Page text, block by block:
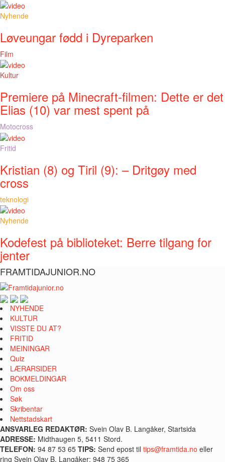
Nyhende
Løveungar fødd i Dyreparken
Film
Kultur
Premiere på Minecraft-filmen: Dette er det
Elias (10) var mest spent på
Motocross
Fritid
Kristian (8) og Tiril (9): – Dritgøy med
cross
teknologi
Nyhende
Kodefest på biblioteket: Berre tilgang for
jenter
FRAMTIDAJUNIOR.NO
NYHENDE
KULTUR
VISSTE DU AT?
FRITID
MEININGAR
Quiz
LÆRARSIDER
BOKMELDINGAR
Om oss
Søk
Skribentar
Nettstadskart
ANSVARLEG REDAKTØR: Svein Olav B. Langåker, Startsida
ADRESSE: Midthaugen 5, 5411 Stord.
TELEFON: 94 87 53 65 TIPS: Send epost til tips@framtida.no eller
ring Svein Olav B. Langåker: 948 75 365